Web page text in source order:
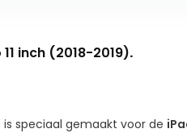
11 inch (2018-2019).
speciaal gemaakt voor de